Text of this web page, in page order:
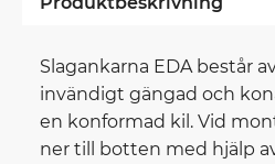
Slagankarna EDA består
invändigt gängad och
en konformad kil. Vid
ner till botten med hjälp